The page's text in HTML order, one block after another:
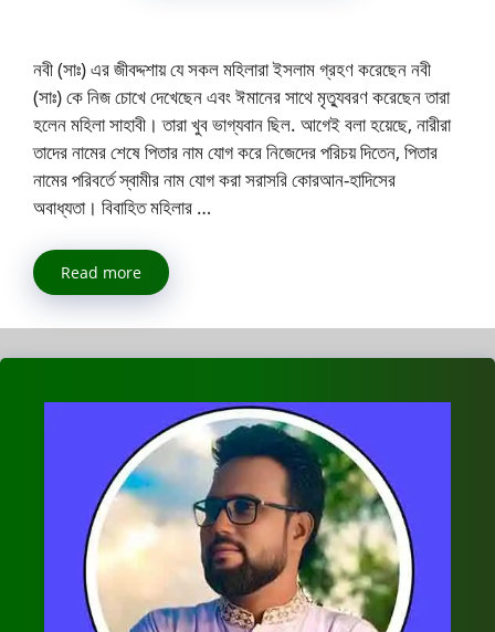
নবী (সাঃ) এর জীবদ্দশায় যে সকল মহিলারা ইসলাম গ্রহণ করেছেন নবী
(সাঃ) কে নিজ চোখে দেখেছেন এবং ঈমানের সাথে মৃত্যুবরণ করেছেন তারা
হলেন মহিলা সাহাবী। তারা খুব ভাগ্যবান ছিল. আগেই বলা হয়েছে, নারীরা
তাদের নামের শেষে পিতার নাম যোগ করে নিজেদের পরিচয় দিতেন, পিতার
নামের পরিবর্তে স্বামীর নাম যোগ করা সরাসরি কোরআন-হাদিসের
অবাধ্যতা। বিবাহিত মহিলার …
Read more